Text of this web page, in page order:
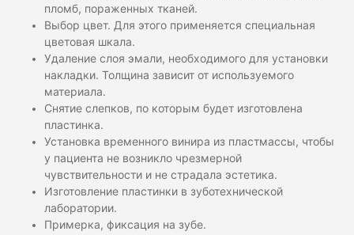
пломб, пораженных тканей.
Выбор цвет. Для этого применяется специальная
цветовая шкала.
Удаление слоя эмали, необходимого для установки
накладки. Толщина зависит от используемого
материала.
Снятие слепков, по которым будет изготовлена
пластинка.
Установка временного винира из пластмассы, чтобы
у пациента не возникло чрезмерной
чувствительности и не страдала эстетика.
Изготовление пластинки в зуботехнической
лаборатории.
Примерка, фиксация на зубе.